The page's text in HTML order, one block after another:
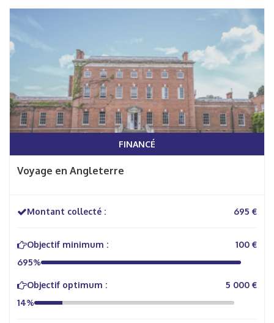
FINANCÉ
Voyage en Angleterre
Montant collecté : 695 €
Objectif minimum :
100 €
695%
Objectif optimum :
5 000 €
14%